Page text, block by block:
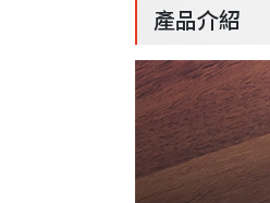
產品介紹